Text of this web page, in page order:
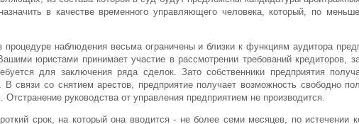
в качестве временного управляющего человека, который, по
наблюдения весьма ограничены и близки к функциям аудитора
юристами принимает участие в рассмотрении требований кредиторов,
для заключения ряда сделок. Зато собственники предприятия
связи со снятием арестов, предприятие получает возможность свободно
руководства от управления предприятием не производится.
срок, на который она вводится - не более семи месяцев, по истечении